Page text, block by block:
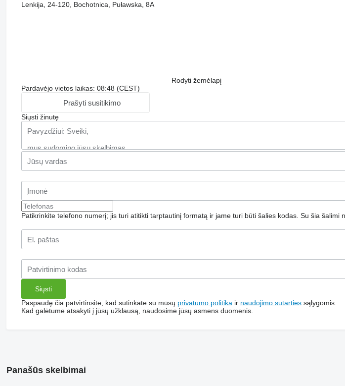
Lenkija, 24-120, Bochotnica, Puławska, 8A
Rodyti žemėlapį
Pardavėjo vietos laikas: 08:48 (CEST)
Prašyti susitikimo
Siųsti žinutę
Patikrinkite telefono numerį; jis turi atitikti tarptautinį formatą ir jame turi būti šalies kodas. Su šia šalimi
Paspaudę čia patvirtinsite, kad sutinkate su mūsų privatumo politikair naudojimo sutartiessąlygomis.
Kad galėtume atsakyti į jūsų užklausą, naudosime jūsų asmens duomenis.
Panašūs skelbimai